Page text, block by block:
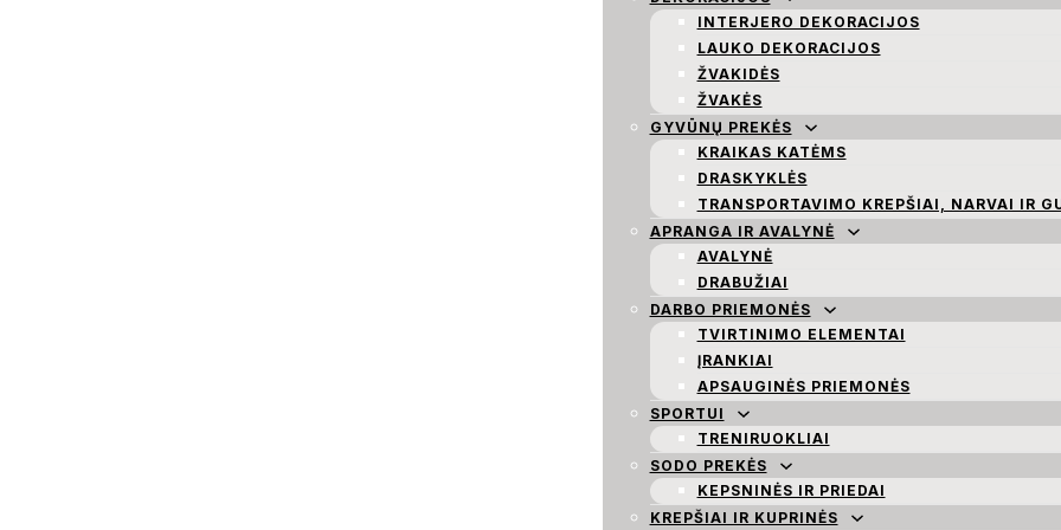
INTERJERO DEKORACIJOS
LAUKO DEKORACIJOS
ŽVAKIDĖS
ŽVAKĖS
GYVŪNŲ PREKĖS
KRAIKAS KATĖMS
DRASKYKLĖS
TRANSPORTAVIMO KREPŠIAI, NARVAI IR
APRANGA IR AVALYNĖ
AVALYNĖ
DRABUŽIAI
DARBO PRIEMONĖS
TVIRTINIMO ELEMENTAI
ĮRANKIAI
APSAUGINĖS PRIEMONĖS
SPORTUI
TRENIRUOKLIAI
SODO PREKĖS
KEPSNINĖS IR PRIEDAI
KREPŠIAI IR KUPRINĖS